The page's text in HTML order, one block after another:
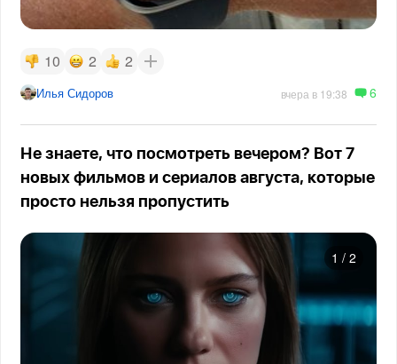
10 2 2
Илья Сидоров вчера в 19:38 6
Не знаете, что посмотреть вечером? Вот 7
новых фильмов и сериалов августа, которые
просто нельзя пропустить
1 / 2